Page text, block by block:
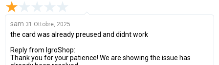
sam 31 Ottobre, 2025
the card was already preused and didnt work
Reply from IgroShop:
Thank you for your patience! We are showing the issue has